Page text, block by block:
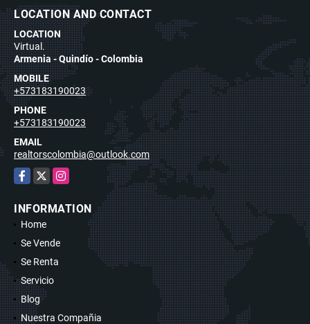
LOCATION AND CONTACT
LOCATION
Virtual.
Armenia - Quindío - Colombia
MOBILE
+573183190023
PHONE
+573183190023
EMAIL
realtorscolombia@outlook.com
Facebook
X Instagram
INFORMATION
Home
Se Vende
Se Renta
Servicio
Blog
Nuestra Compañia